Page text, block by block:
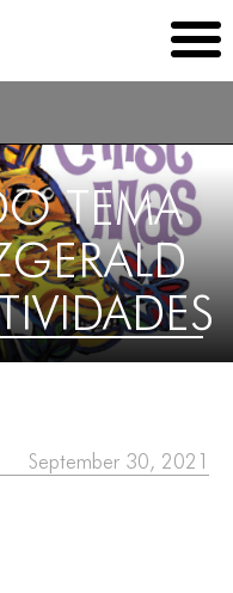
TEMA
September 30, 2021